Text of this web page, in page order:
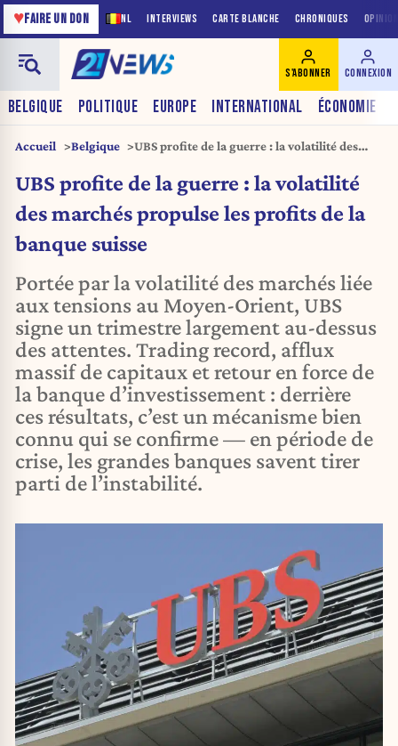
NL INTERVIEWS CARTE BLANCHE CHRONIQUES
♥FAIRE UN DON
BELGIQUE POLITIQUE EUROPE INTERNATIONAL ÉCONOMIE
S'ABONNER CONNEXION
Accueil Belgique
UBS profite de la guerre : la volatilité des
suisse
UBS profite de la guerre : la volatilité
des marchés propulse les profits de la
banque suisse
Portée par la volatilité des marchés liée
aux tensions au Moyen-Orient, UBS
signe un trimestre largement au-dessus
des attentes. Trading record, afflux
massif de capitaux et retour en force de
la banque d’investissement : derrière
ces résultats, c’est un mécanisme bien
connu qui se confirme — en période de
crise, les grandes banques savent tirer
parti de l’instabilité.